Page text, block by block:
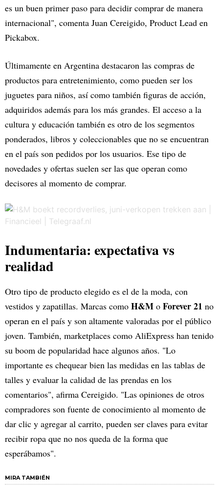
es un buen primer paso para decidir comprar de manera
internacional", comenta Juan Cereigido, Product Lead en
Pickabox.
Últimamente en Argentina destacaron las compras de
productos para entretenimiento, como pueden ser los
juguetes para niños, así como también figuras de acción,
adquiridos además para los más grandes. El acceso a la
cultura y educación también es otro de los segmentos
ponderados, libros y coleccionables que no se encuentran
en el país son pedidos por los usuarios. Ese tipo de
novedades y ofertas suelen ser las que operan como
decisores al momento de comprar.
Indumentaria: expectativa vs
realidad
Otro tipo de producto elegido es el de la moda, con
vestidos y zapatillas. Marcas como H&M o Forever 21 no
operan en el país y son altamente valoradas por el público
joven. También, marketplaces como AliExpress han tenido
su boom de popularidad hace algunos años. "Lo
importante es chequear bien las medidas en las tablas de
talles y evaluar la calidad de las prendas en los
comentarios", afirma Cereigido. "Las opiniones de otros
compradores son fuente de conocimiento al momento de
dar clic y agregar al carrito, pueden ser claves para evitar
recibir ropa que no nos queda de la forma que
esperábamos".
MIRA TAMBIÉN